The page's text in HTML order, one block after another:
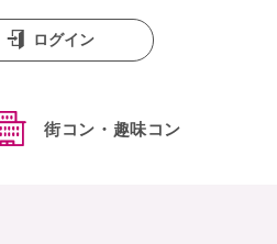
街コン・趣味コン
ログイン